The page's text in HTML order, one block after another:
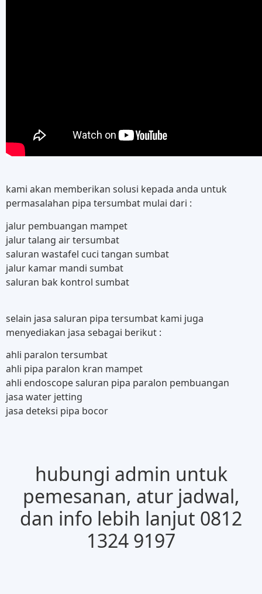
kami akan memberikan solusi kepada anda untuk
permasalahan pipa tersumbat mulai dari :
jalur pembuangan mampet
jalur talang air tersumbat
saluran wastafel cuci tangan sumbat
jalur kamar mandi sumbat
saluran bak kontrol sumbat
selain jasa saluran pipa tersumbat kami juga
menyediakan jasa sebagai berikut :
ahli paralon tersumbat
ahli pipa paralon kran mampet
ahli endoscope saluran pipa paralon pembuangan
jasa water jetting
jasa deteksi pipa bocor
hubungi admin untuk
pemesanan, atur jadwal,
dan info lebih lanjut 0812
1324 9197